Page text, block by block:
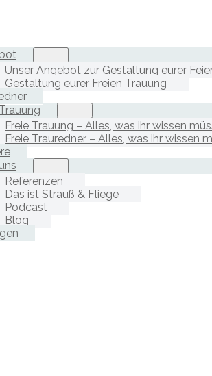
Unser Angebot zur Gestaltung eurer
Gestaltung eurer Freien Trauung
Freie Trauung – Alles, was ihr wissen
Freie Trauredner – Alles, was ihr wissen
Referenzen
Das ist Strauß & Fliege
Podcast
Blog